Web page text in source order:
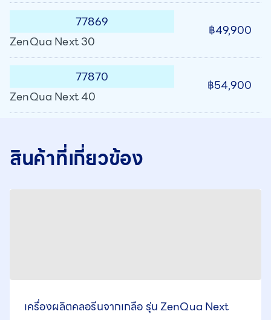
77869
ZenQua Next 30
฿49,900
77870
ZenQua Next 40
฿54,900
สินค้าที่เกี่ยวข้อง
เครื่องผลิตคลอรีนจากเกลือ รุ่น ZenQua Next